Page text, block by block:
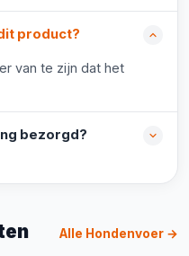
product?
van te zijn dat het
bezorgd?
Alle Hondenvoer →